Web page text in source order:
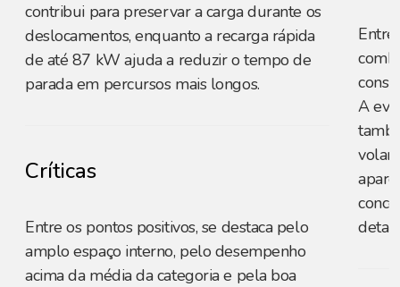
contribui para preservar a carga durante os
deslocamentos, enquanto a recarga rápida
de até 87 kW ajuda a reduzir o tempo de
parada em percursos mais longos.
Críticas
Entre os pontos positivos, se destaca pelo
amplo espaço interno, pelo desempenho
acima da média da categoria e pela boa
Entre
A